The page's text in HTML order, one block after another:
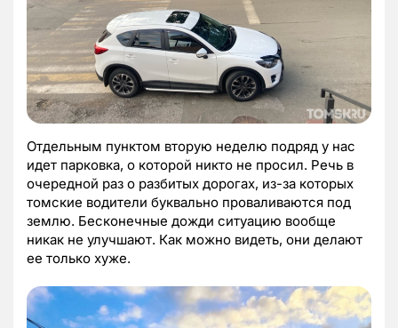
Отдельным пунктом вторую неделю подряд у нас
идет парковка, о которой никто не просил. Речь в
очередной раз о разбитых дорогах, из-за которых
томские водители буквально проваливаются под
землю. Бесконечные дожди ситуацию вообще
никак не улучшают. Как можно видеть, они делают
ее только хуже.